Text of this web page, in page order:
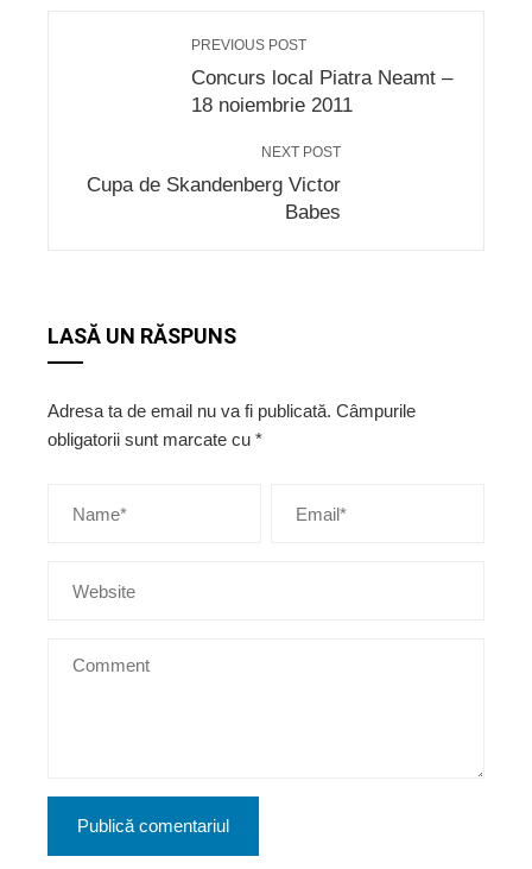
PREVIOUS POST
Concurs local Piatra Neamt –
18 noiembrie 2011
NEXT POST
Cupa de Skandenberg Victor
Babes
LASĂ UN RĂSPUNS
Adresa ta de email nu va fi publicată. Câmpurile
obligatorii sunt marcate cu *